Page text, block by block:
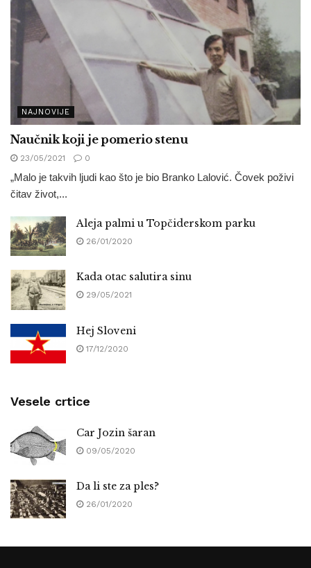
NAJNOVIJE
Naučnik koji je pomerio stenu
23/05/2021 0
„Malo je takvih ljudi kao što je bio Branko Lalović. Čovek poživi
čitav život,...
Aleja palmi u Topčiderskom parku
26/01/2020
Kada otac salutira sinu
29/05/2021
Hej Sloveni
17/12/2020
Vesele crtice
Car Jozin šaran
09/05/2020
Da li ste za ples?
26/01/2020